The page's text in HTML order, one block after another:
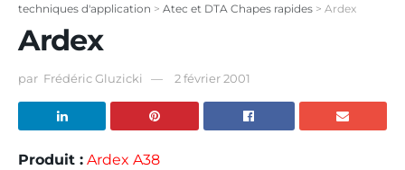
techniques d'application > Atec et DTA Chapes rapides > Ardex
Ardex
par Frédéric Gluzicki 2 février 2001
Produit : Ardex A38